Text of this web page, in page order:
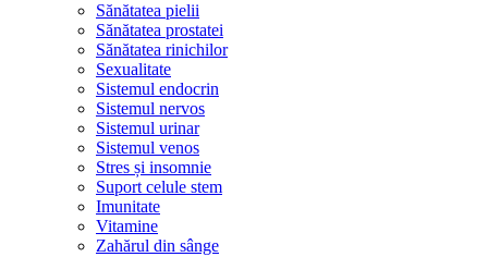
Sănătatea pielii
Sănătatea prostatei
Sănătatea rinichilor
Sexualitate
Sistemul endocrin
Sistemul nervos
Sistemul urinar
Sistemul venos
Stres și insomnie
Suport celule stem
Imunitate
Vitamine
Zahărul din sânge